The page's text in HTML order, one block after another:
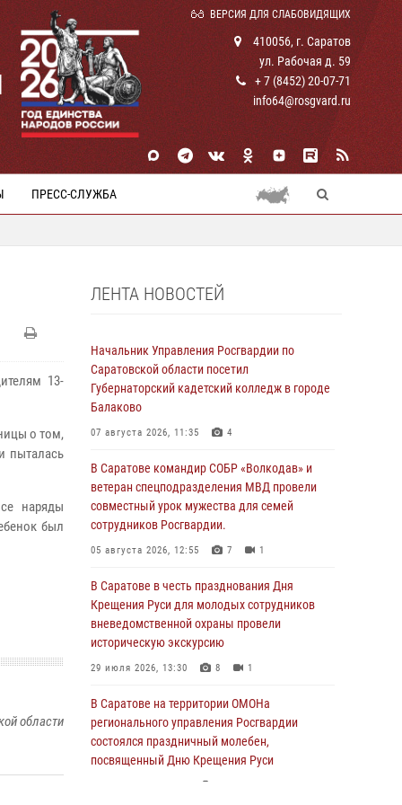
ВЕРСИЯ ДЛЯ СЛАБОВИДЯЩИХ
410056, г. Саратов
ул. Рабочая д. 59
+ 7 (8452) 20-07-71
info64@rosgvard.ru
ПРЕСС-СЛУЖБА
13-
о том,
пыталась
наряды
был
области
ЛЕНТА НОВОСТЕЙ
Начальник Управления Росгвардии по
Саратовской области посетил
Губернаторский кадетский колледж в городе
Балаково
07 августа 2026, 11:35 4
В Саратове командир СОБР «Волкодав» и
ветеран спецподразделения МВД провели
совместный урок мужества для семей
сотрудников Росгвардии.
05 августа 2026, 12:55 7 1
В Саратове в честь празднования Дня
Крещения Руси для молодых сотрудников
вневедомственной охраны провели
историческую экскурсию
29 июля 2026, 13:30 8 1
В Саратове на территории ОМОНа
регионального управления Росгвардии
состоялся праздничный молебен,
посвященный Дню Крещения Руси